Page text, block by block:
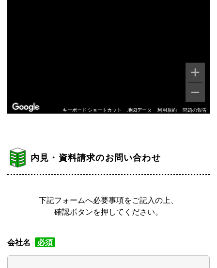
キーボード ショートカット 地図データ 利用規約 問題の報告
内見・資料請求のお問い合わせ
下記フォームへ必要事項をご記入の上、
確認ボタンを押してください。
会社名 必須